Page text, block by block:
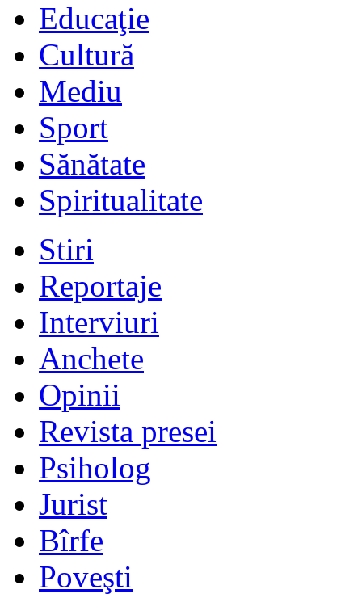
Educaţie
Cultură
Mediu
Sport
Sănătate
Spiritualitate
Stiri
Reportaje
Interviuri
Anchete
Opinii
Revista presei
Psiholog
Jurist
Bîrfe
Poveşti